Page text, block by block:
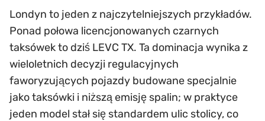
Londyn to jeden z najczytelniejszych przykładów.
Ponad połowa licencjonowanych czarnych
taksówek to dziś LEVC TX. Ta dominacja wynika z
wieloletnich decyzji regulacyjnych
faworyzujących pojazdy budowane specjalnie
jako taksówki i niższą emisję spalin; w praktyce
jeden model stał się standardem ulic stolicy, co